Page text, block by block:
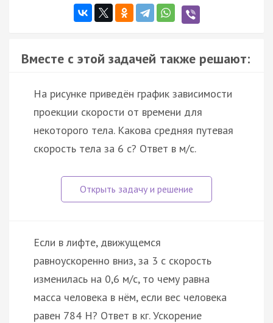
Вместе с этой задачей также решают:
На рисунке приведён график зависимости
проекции скорости от времени для
некоторого тела. Какова средняя путевая
скорость тела за 6 с? Ответ в м/с.
Если в лифте, движущемся
равноускоренно вниз, за 3 с скорость
изменилась на 0,6 м/с, то чему равна
масса человека в нём, если вес человека
равен 784 Н? Ответ в кг. Ускорение